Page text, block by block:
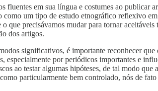
em sua língua e costumes ao publicar
um tipo de estudo etnográfico reflexivo
que precisávamos mudar para tornar
dos artigos.
significativos, é importante reconhecer
especialmente por periódicos importantes e
ao testar algumas hipóteses, de tal modo
particularmente bem controlado, nós de